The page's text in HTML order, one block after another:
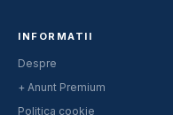
INFORMATII
Despre
+ Anunt Premium
Politica cookie